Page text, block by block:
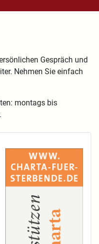
Gespräch und
Nehmen Sie einfach
montags bis